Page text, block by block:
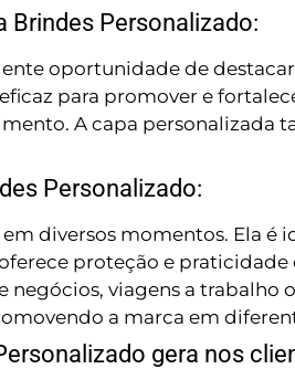
Brindes Personalizado:
oportunidade de
para promover e
A capa personalizada
Personalizado:
diversos momentos. Ela é
proteção e
viagens a trabalho
a marca em
gera nos